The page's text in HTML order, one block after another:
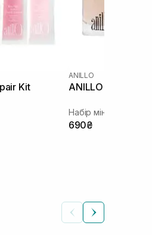
Kit
ANILLO
ANILLO Hair
Набір мініатюр
690₴